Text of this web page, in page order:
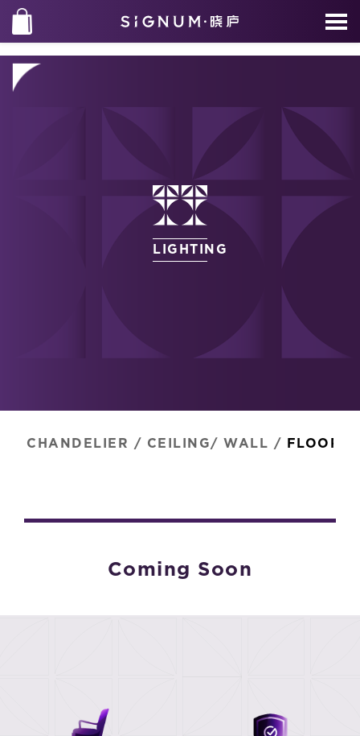
LIGHTING
CHANDELIER / CEILING/ WALL / FLOOR
Coming Soon